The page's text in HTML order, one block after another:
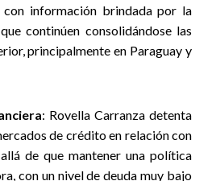
con información brindada por la
continúen consolidándose las
principalmente en Paraguay y
: Rovella Carranza detenta
de crédito en relación con
de que mantener una política
con un nivel de deuda muy bajo